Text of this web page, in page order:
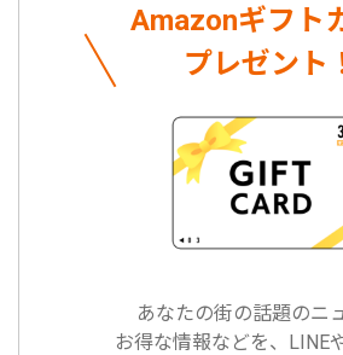
Amazonギフト
プレゼント
あなたの街の話題のニ
お得な情報などを、LINE